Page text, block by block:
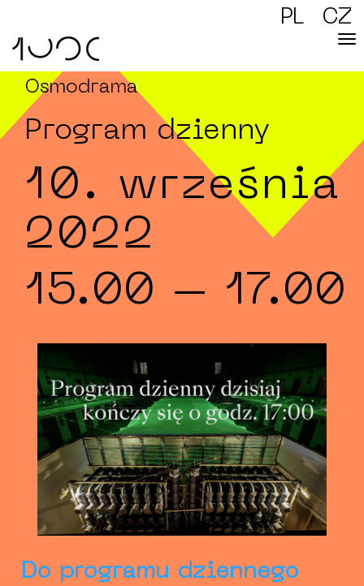
PL CZ
Osmodrama
Program dzienny
10. września
2022
15.00 – 17.00
Do programu dziennego